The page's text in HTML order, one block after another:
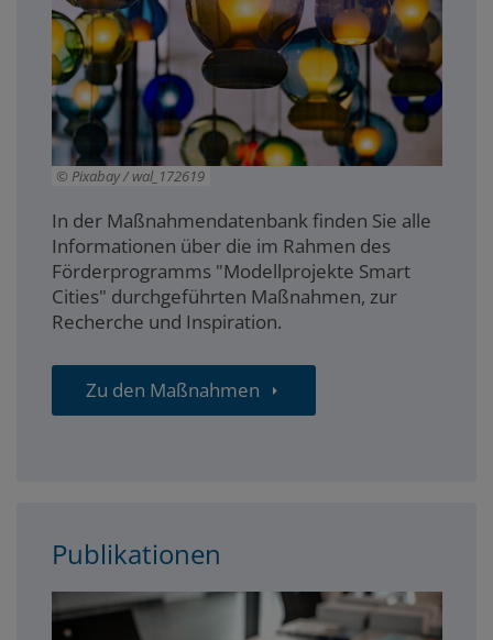
Pixabay / wal_172619
In der Maßnahmendatenbank finden Sie alle
Informationen über die im Rahmen des
Förderprogramms "Modellprojekte Smart
Cities" durchgeführten Maßnahmen, zur
Recherche und Inspiration.
Zu den Maßnahmen
Publikationen